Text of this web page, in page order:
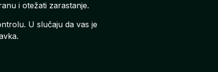
i otežati zarastanje.
U slučaju da vas je